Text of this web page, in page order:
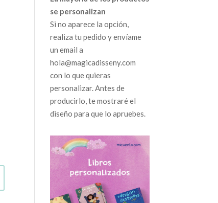
se personalizan
Si no aparece la opción,
realiza tu pedido y envíame
un email a
hola@magicadisseny.com
con lo que quieras
personalizar. Antes de
producirlo, te mostraré el
diseño para que lo apruebes.